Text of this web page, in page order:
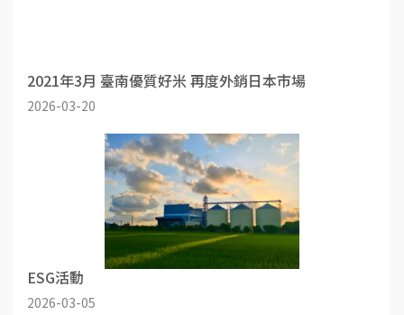
2021年3月 臺南優質好米 再度外銷日本市場
2026-03-20
ESG活動
2026-03-05